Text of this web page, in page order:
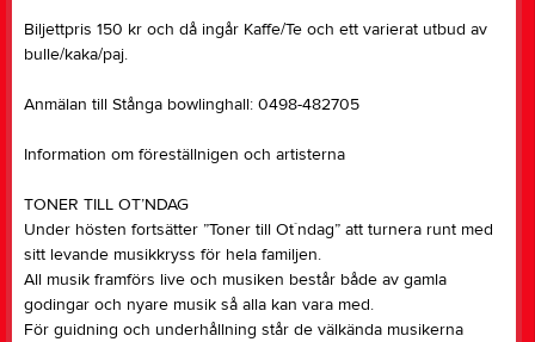
Biljettpris 150 kr och då ingår Kaffe/Te och ett varierat utbud av
bulle/kaka/paj.
Anmälan till Stånga bowlinghall: 0498-482705
Information om föreställnigen och artisterna
TONER TILL OT’NDAG
Under hösten fortsätter ”Toner till Ot`ndag” att turnera runt med
sitt levande musikkryss för hela familjen.
All musik framförs live och musiken består både av gamla
godingar och nyare musik så alla kan vara med.
För guidning och underhållning står de välkända musikerna